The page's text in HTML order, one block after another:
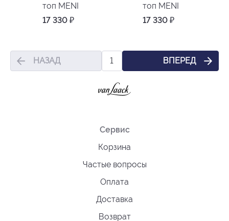
топ MENI
17 330 ₽
топ MENI
17 330 ₽
НАЗАД 1 ВПЕРЕД
Сервис
Корзина
Частые вопросы
Оплата
Доставка
Возврат